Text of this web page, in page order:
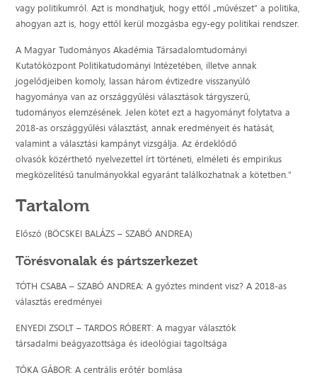
vagy politikumról. Azt is mondhatjuk, hogy ettől „művészet” a politika,
ahogyan azt is, hogy ettől kerül mozgásba egy-egy politikai rendszer.
A Magyar Tudományos Akadémia Társadalomtudományi
Kutatóközpont Politikatudományi Intézetében, illetve annak
jogelődjeiben komoly, lassan három évtizedre visszanyúló
hagyománya van az országgyűlési választások tárgyszerű,
tudományos elemzésének. Jelen kötet ezt a hagyományt folytatva a
2018-as országgyűlési választást, annak eredményeit és hatását,
valamint a választási kampányt vizsgálja. Az érdeklődő
olvasók közérthető nyelvezettel írt történeti, elméleti és empirikus
megközelítésű tanulmányokkal egyaránt találkozhatnak a kötetben."
Tartalom
Előszó (BÖCSKEI BALÁZS – SZABÓ ANDREA)
Törésvonalak és pártszerkezet
TÓTH CSABA – SZABÓ ANDREA: A győztes mindent visz? A 2018-as
választás eredményei
ENYEDI ZSOLT – TARDOS RÓBERT: A magyar választók
társadalmi beágyazottsága és ideológiai tagoltsága
TÓKA GÁBOR: A centrális erőtér bomlása